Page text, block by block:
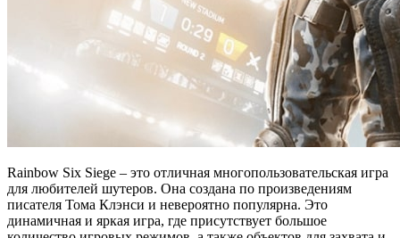
Rainbow Six Siege – это отличная многопользовательская игра
для любителей шутеров. Она создана по произведениям
писателя Тома Клэнси и невероятно популярна. Это
динамичная и яркая игра, где присутствует большое